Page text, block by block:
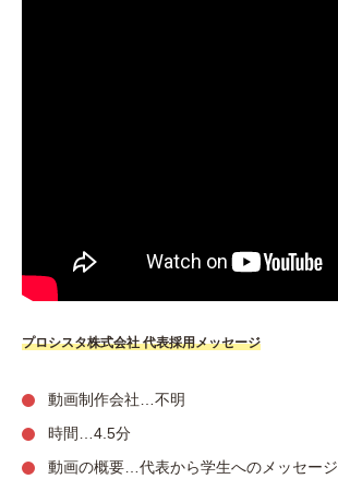
プロシスタ株式会社 代表採用メッセージ
動画制作会社…不明
時間…4.5分
動画の概要…代表から学生へのメッセージ